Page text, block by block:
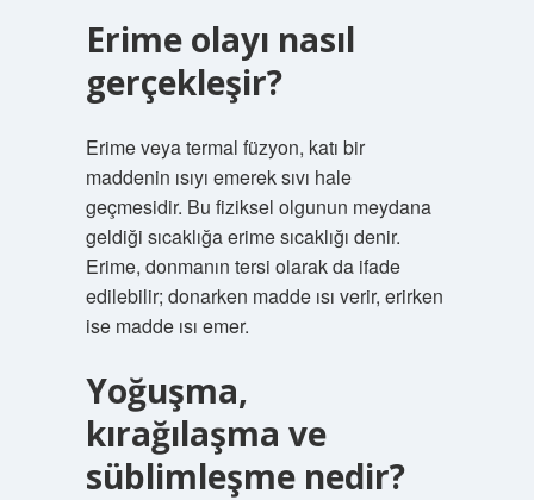
Erime olayı nasıl
gerçekleşir?
Erime veya termal füzyon, katı bir
maddenin ısıyı emerek sıvı hale
geçmesidir. Bu fiziksel olgunun meydana
geldiği sıcaklığa erime sıcaklığı denir.
Erime, donmanın tersi olarak da ifade
edilebilir; donarken madde ısı verir, erirken
ise madde ısı emer.
Yoğuşma,
kırağılaşma ve
süblimleşme nedir?